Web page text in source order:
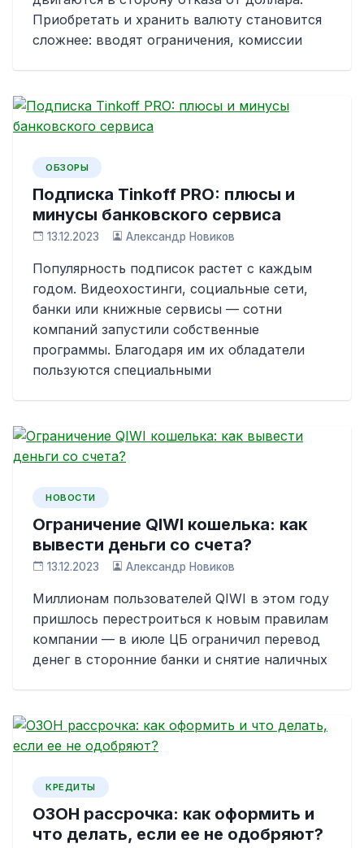
Приобретать и хранить валюту становится
сложнее: вводят ограничения, комиссии
ОБЗОРЫ
Подписка Tinkoff PRO: плюсы и
минусы банковского сервиса
13.12.2023 Александр Новиков
Популярность подписок растет с каждым
годом. Видеохостинги, социальные сети,
банки или книжные сервисы — сотни
компаний запустили собственные
программы. Благодаря им их обладатели
пользуются специальными
НОВОСТИ
Ограничение QIWI кошелька: как
вывести деньги со счета?
13.12.2023 Александр Новиков
Миллионам пользователей QIWI в этом году
пришлось перестроиться к новым правилам
компании — в июле ЦБ ограничил перевод
денег в сторонние банки и снятие наличных
КРЕДИТЫ
ОЗОН рассрочка: как оформить и
что делать, если ее не одобряют?